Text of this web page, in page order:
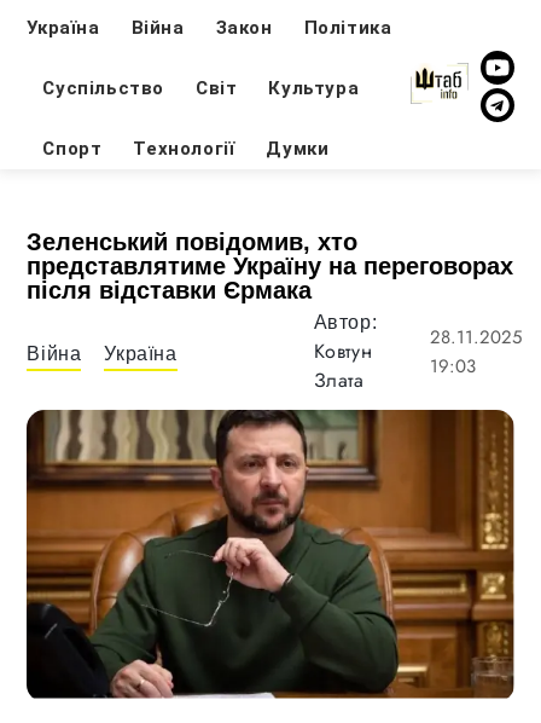
Україна Війна Закон Політика
Суспільство Світ Культура
Спорт Технології Думки
Зеленський повідомив, хто
представлятиме Україну на переговорах
після відставки Єрмака
Війна Україна
Автор:
Ковтун
Злата
28.11.2025
19:03